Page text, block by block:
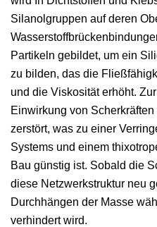
Silanolgruppen auf deren
Partikeln gebildet, um ein
zu bilden, das die
und die Viskosität erhöht.
Einwirkung von
zerstört, was zu einer
Systems und einem
Bau günstig ist. Sobald die
diese Netzwerkstruktur neu
Durchhängen der Masse
verhindert wird.